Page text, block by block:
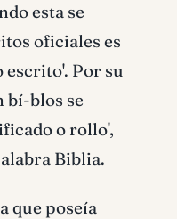
esta se
oficiales es
Por su
bí-blos se
o rollo',
Biblia.
que poseía